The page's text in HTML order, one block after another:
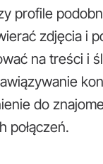
profile
zdjęcia i
na treści i
do
połączeń.